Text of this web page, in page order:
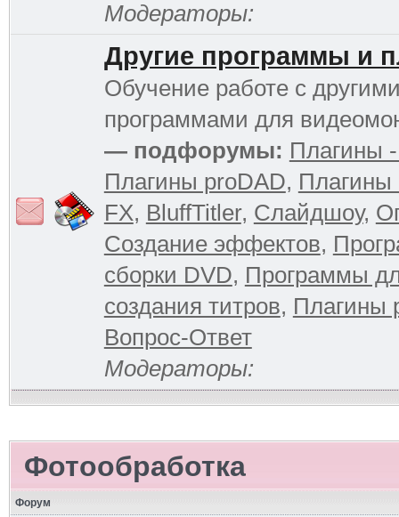
Модераторы:
Другие программы и
Обучение работе с
программами для
— подфорумы: Плагины
Плагины proDAD, Плагины
FX, BluffTitler, Слайдшоу,
Создание эффектов,
сборки DVD, Программы
создания титров, Плагины
Вопрос-Ответ
Модераторы:
Фотообработка
Форум